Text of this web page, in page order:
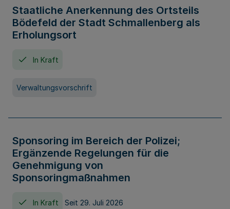
Staatliche Anerkennung des Ortsteils
Bödefeld der Stadt Schmallenberg als
Erholungsort
In Kraft
Verwaltungsvorschrift
Sponsoring im Bereich der Polizei;
Ergänzende Regelungen für die
Genehmigung von
Sponsoringmaßnahmen
In Kraft Seit 29. Juli 2026